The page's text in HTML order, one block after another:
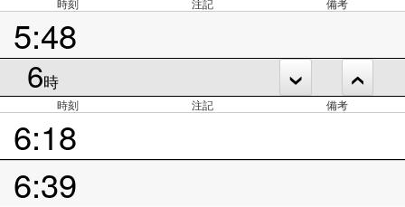
時刻 注記 備考
5:48
6時
時刻 注記 備考
6:18
6:39